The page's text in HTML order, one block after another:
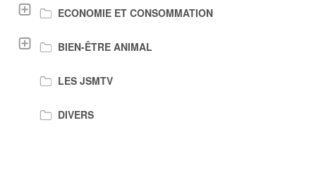
ECONOMIE ET CONSOMMATION
BIEN-ÊTRE ANIMAL
LES JSMTV
DIVERS